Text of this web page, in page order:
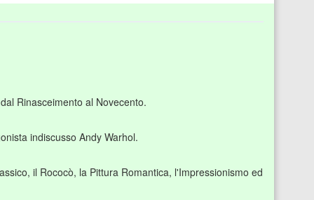
Rinasceimento al Novecento.
indiscusso Andy Warhol.
il Rococò, la Pittura Romantica, l'Impressionismo ed